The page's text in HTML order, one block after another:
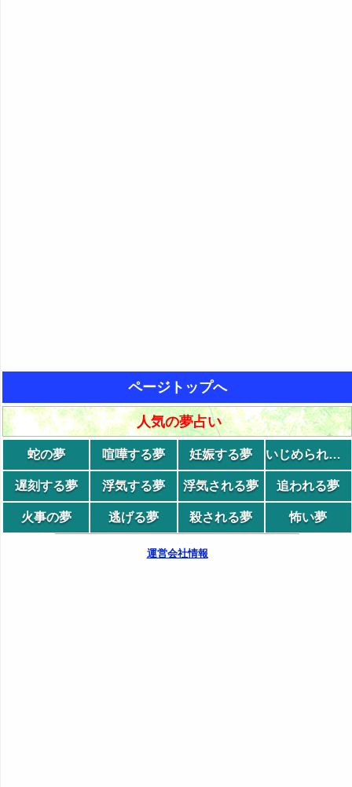
ページトップへ
人気の夢占い
蛇の夢 喧嘩する夢 妊娠する夢 いじめられる夢
遅刻する夢 浮気する夢 浮気される夢 追われる夢
火事の夢 逃げる夢 殺される夢 怖い夢
運営会社情報